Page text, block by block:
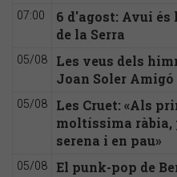
07:00
6 d'agost: Avui
de la Serra
05/08
Les veus dels
Joan Soler Amigó
05/08
Les Cruet: «Als
moltíssima ràbia,
serena i en pau»
05/08 El punk-pop de